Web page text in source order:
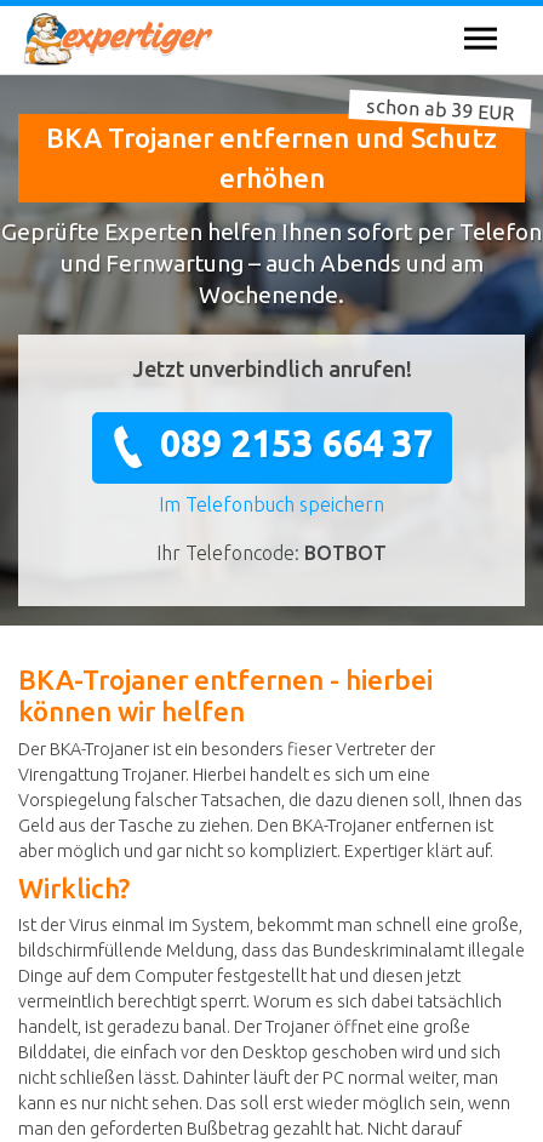
BKA Trojaner entfernen und Schutz
erhöhen
schon ab 39 EUR
Geprüfte Experten helfen Ihnen sofort per Telefon
und Fernwartung – auch Abends und am
Wochenende.
Jetzt unverbindlich anrufen!
089 2153 664 37
Im Telefonbuch speichern
Ihr Telefoncode: BOTBOT
BKA-Trojaner entfernen - hierbei
können wir helfen
Der BKA-Trojaner ist ein besonders fieser Vertreter der
Virengattung Trojaner. Hierbei handelt es sich um eine
Vorspiegelung falscher Tatsachen, die dazu dienen soll, Ihnen das
Geld aus der Tasche zu ziehen. Den BKA-Trojaner entfernen ist
aber möglich und gar nicht so kompliziert. Expertiger klärt auf.
Wirklich?
Ist der Virus einmal im System, bekommt man schnell eine große,
bildschirmfüllende Meldung, dass das Bundeskriminalamt illegale
Dinge auf dem Computer festgestellt hat und diesen jetzt
vermeintlich berechtigt sperrt. Worum es sich dabei tatsächlich
handelt, ist geradezu banal. Der Trojaner öffnet eine große
Bilddatei, die einfach vor den Desktop geschoben wird und sich
nicht schließen lässt. Dahinter läuft der PC normal weiter, man
kann es nur nicht sehen. Das soll erst wieder möglich sein, wenn
man den geforderten Bußbetrag gezahlt hat. Nicht darauf